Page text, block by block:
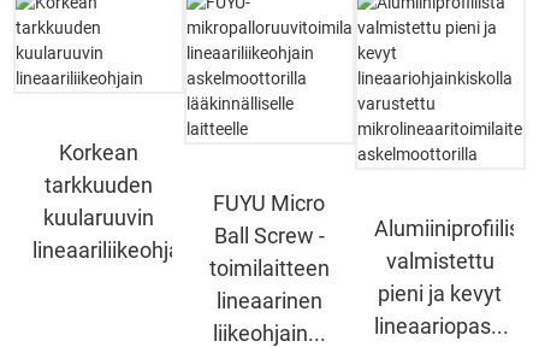
Korkean
tarkkuuden
kuularuuvin
lineaariliikeohjain
FUYU Micro
Ball Screw -
toimilaitteen
lineaarinen
liikeohjain...
Alumiiniprofiilista
valmistettu
pieni ja kevyt
lineaariopas...